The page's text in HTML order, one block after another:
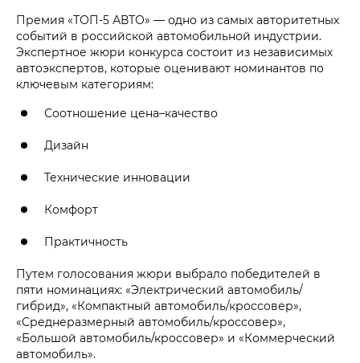
Премия «ТОП-5 АВТО» — одно из самых авторитетных
событий в российской автомобильной индустрии.
Экспертное жюри конкурса состоит из независимых
автоэкспертов, которые оценивают номинантов по
ключевым категориям:
Соотношение цена–качество
Дизайн
Технические инновации
Комфорт
Практичность
Путем голосования жюри выбрало победителей в
пяти номинациях: «Электрический автомобиль/
гибрид», «Компактный автомобиль/кроссовер»,
«Среднеразмерный автомобиль/кроссовер»,
«Большой автомобиль/кроссовер» и «Коммерческий
автомобиль».